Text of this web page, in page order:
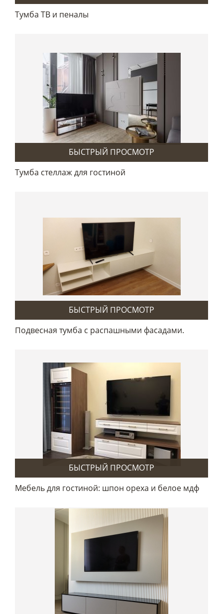
Тумба ТВ и пеналы
БЫСТРЫЙ ПРОСМОТР
Тумба стеллаж для гостиной
БЫСТРЫЙ ПРОСМОТР
Подвесная тумба с распашными фасадами.
БЫСТРЫЙ ПРОСМОТР
Мебель для гостиной: шпон ореха и белое мдф